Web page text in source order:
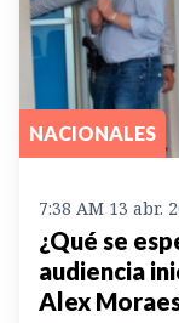
NACIONALES
7:38 AM 13 abr.
¿Qué se
audiencia
Alex